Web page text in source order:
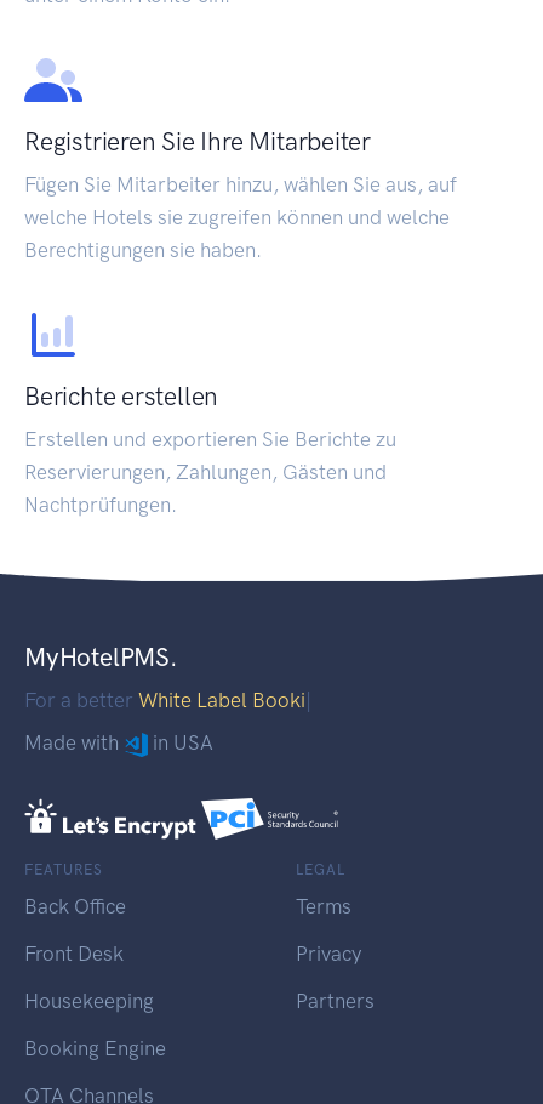
Registrieren Sie Ihre Mitarbeiter
Fügen Sie Mitarbeiter hinzu, wählen Sie aus, auf
welche Hotels sie zugreifen können und welche
Berechtigungen sie haben.
Berichte erstellen
Erstellen und exportieren Sie Berichte zu
Reservierungen, Zahlungen, Gästen und
Nachtprüfungen.
MyHotelPMS.
For a better White Label Booking
Made with
in USA
FEATURES
Back Office
Front Desk
Housekeeping
Booking Engine
OTA Channels
LEGAL
Terms
Privacy
Partners